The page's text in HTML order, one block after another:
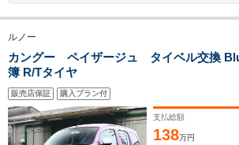
ルノー
カングー ペイザージュ タイベル交換
簿 R/Tタイヤ
販売店保証 購入プラン付
支払総額
138万円